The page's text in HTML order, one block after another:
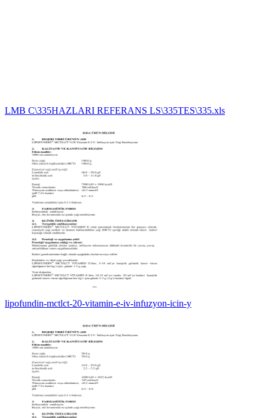
LMB C\335HAZLARI REFERANS LS\335TES\335.xls
lipofundin-mctlct-20-vitamin-e-iv-infuzyon-icin-y